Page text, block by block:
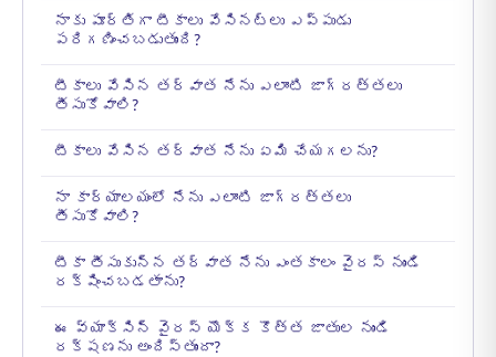
నాకు పూర్తిగా టీకాలు వేసినట్లు ఎప్పుడు
పరిగణించబడుతుంది?
టీకాలు వేసిన తర్వాత నేను ఎలాంటి జాగ్రత్తలు
తీసుకోవాలి?
టీకాలు వేసిన తర్వాత నేను ఏమి చేయగలను?
నా కార్యాలయంలో నేను ఎలాంటి జాగ్రత్తలు
తీసుకోవాలి?
టీకా తీసుకున్న తర్వాత నేను ఎంతకాలం వైరస్ నుండి
రక్షించబడతాను?
ఈ వ్యాక్సిన్ వైరస్ యొక్క కొత్త జాతుల నుండి
రక్షణను అందిస్తుందా?